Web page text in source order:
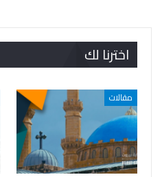
اخترنا لك
مقالات